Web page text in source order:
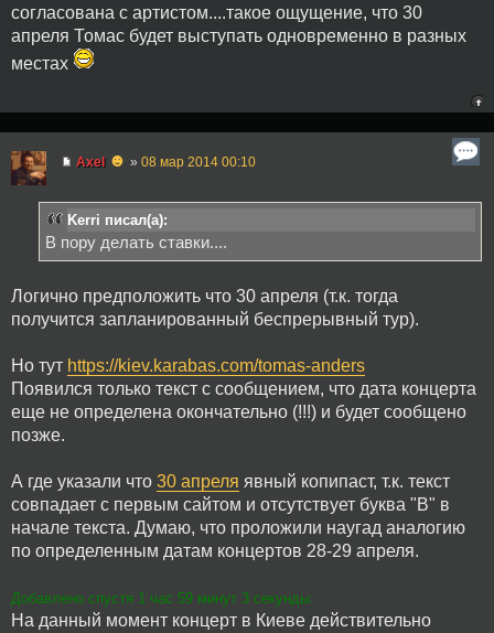
согласована с артистом....такое ощущение, что 30
апреля Томас будет выступать одновременно в разных
местах
Axel ☻ » 08 мар 2014 00:10
Kerri писал(а):
В пору делать ставки....
Логично предположить что 30 апреля (т.к. тогда
получится запланированный беспрерывный тур).
Но тут https://kiev.karabas.com/tomas-anders
Появился только текст с сообщением, что дата концерта
еще не определена окончательно (!!!) и будет сообщено
позже.
А где указали что 30 апреля явный копипаст, т.к. текст
совпадает с первым сайтом и отсутствует буква "В" в
начале текста. Думаю, что проложили наугад аналогию
по определенным датам концертов 28-29 апреля.
Добавлено спустя 1 час 59 минут 3 секунды:
На данный момент концерт в Киеве действительно